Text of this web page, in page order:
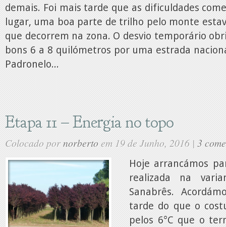
demais. Foi mais tarde que as dificuldades
lugar, uma boa parte de trilho pelo monte
que decorrem na zona. O desvio temporário
bons 6 a 8 quilómetros por uma estrada
Padronelo...
Etapa 11 – Energia no topo
Colocado pornorbertoem 19 de Junho, 2016 | 3
Hoje arrancámos
realizada na
Sanabrês.
tarde do que o
pelos 6°C que o